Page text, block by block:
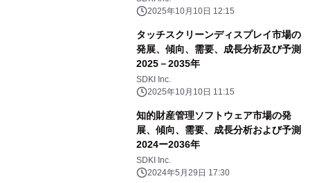
2025年10月10日 12:15
タッチスクリーンディスプレイ市場の
発展、傾向、需要、成長分析及び予測
2025－2035年
SDKI Inc.
2025年10月10日 11:15
知的財産管理ソフトウェア市場の発
展、傾向、需要、成長分析および予測
2024ー2036年
SDKI Inc.
2024年5月29日 17:30